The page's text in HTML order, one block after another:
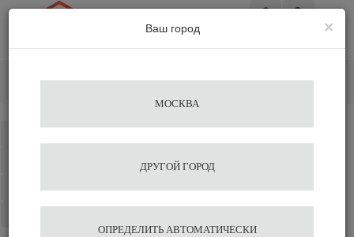
×
Ваш город
МОСКВА
ДРУГОЙ ГОРОД
ОПРЕДЕЛИТЬ АВТОМАТИЧЕСКИ